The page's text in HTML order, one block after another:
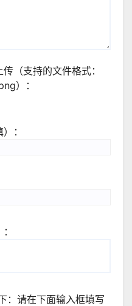
（支持的文件格式：
）：
：
：请在下面输入框填写